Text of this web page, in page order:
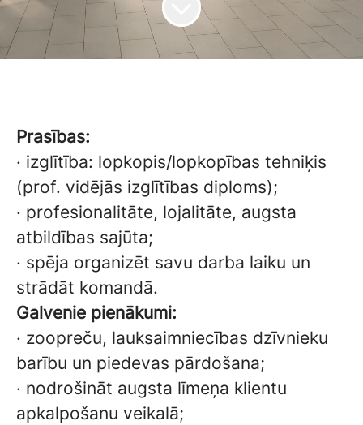
Prasības:
· izglītība: lopkopis/lopkopības tehniķis
(prof. vidējās izglītības diploms);
· profesionalitāte, lojalitāte, augsta
atbildības sajūta;
· spēja organizēt savu darba laiku un
strādāt komandā.
Galvenie pienākumi:
· zoopreču, lauksaimniecības dzīvnieku
barību un piedevas pārdošana;
· nodrošināt augsta līmeņa klientu
apkalpošanu veikalā;